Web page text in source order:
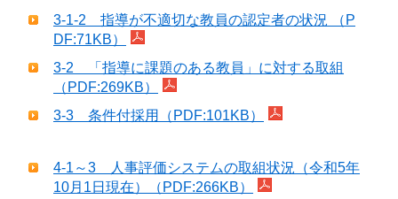
3-1-2 指導が不適切な教員の認定者の状況 （P
DF:71KB）
3-2 「指導に課題のある教員」に対する取組
（PDF:269KB）
3-3 条件付採用（PDF:101KB）
4-1～3 人事評価システムの取組状況（令和5年
10月1日現在）（PDF:266KB）